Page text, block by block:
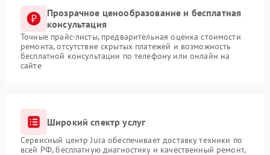
Прозрачное ценообразование и бесплатная
консультация
Точные прайс-листы, предварительная оценка стоимости
ремонта, отсутствие скрытых платежей и возможность
бесплатной консультации по телефону или онлайн на
сайте
Широкий спектр услуг
Сервисный центр Jura обеспечивает доставку техники по
всей РФ, бесплатную диагностику и качественный ремонт,